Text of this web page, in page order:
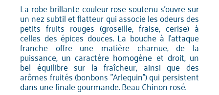
La robe brillante couleur rose soutenu s'ouvre sur
un nez subtil et flatteur qui associe les odeurs des
petits fruits rouges (groseille, fraise, cerise) à
celles des épices douces. La bouche à l'attaque
franche offre une matière charnue, de la
puissance, un caractère homogène et droit, un
bel équilibre sur la fraîcheur, ainsi que des
arômes fruités (bonbons "Arlequin") qui persistent
dans une finale gourmande. Beau Chinon rosé.